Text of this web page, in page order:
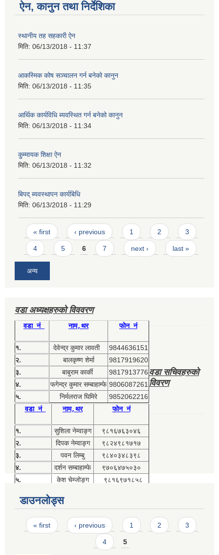
ऐन, कानुन तथा निर्देशिका
स्थानीय तह सहकारी ऐन
मिति: 06/13/2018 - 11:37
आकस्मिक कोष सञ्चालन गर्न बनेको कानुन
मिति: 06/13/2018 - 11:35
आर्थिक कार्यविधि ब्यवस्थित गर्न बनेको कानुन
मिति: 06/13/2018 - 11:34
कु्म्मायक शिक्षा ऐन
मिति: 06/13/2018 - 11:32
बिपद् ब्यवस्थापन कार्यबिधि
मिति: 06/13/2018 - 11:29
Pages
« first ‹ previous 1 2 3
4 5 6 7 next › last »
अन्य
वडा अध्यक्षहरुको विववरण
वडा नं नाम,थर फोन नं
१. देवेन्द्र कुमार लावती
9844636151
२.
बालकृष्ण शेर्मा
9817919620
३.
बाबुराम कार्की
9817913776
४.
फगेन्द्र कुमार सम्बाहाम्फे 9806087261
५.
निर्मलराज घिमिरे 9852062216
वडा सचिवहरुको
विवरण
वडा नं नाम,थर फोन नं
१. सुशिला नेम्वाङ्ग
९८१६७६३०४६
२.
दिपक नेम्वाङ्ग
९८२४९८१७१७
३.
पवन लिम्बु
९८४०३४८३९८
४.
दर्शन सम्बाहाम्फे
९७०६४७५०३०
५.
केश चेम्जोङ्ग ९८१६९७१८५८
डाउनलोड्स
Pages
« first ‹ previous 1 2 3
4 5